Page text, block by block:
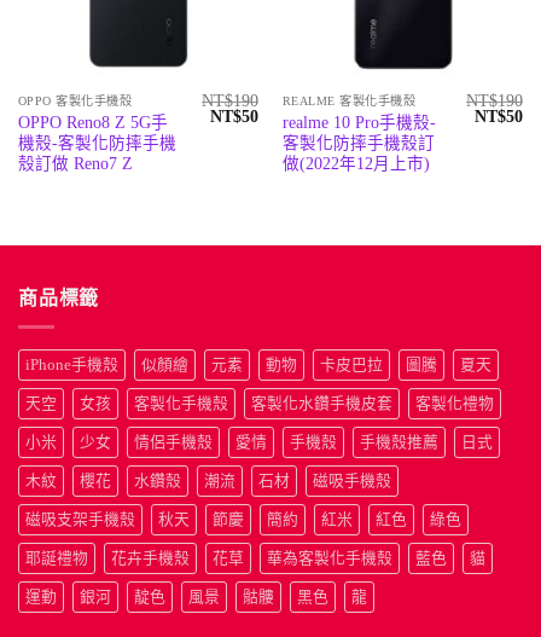
OPPO 客製化手機殼
OPPO Reno8 Z 5G手
機殼-客製化防摔手機
殼訂做 Reno7 Z
NT$190
原
NT$50目
格：
NT$50。
REALME 客製化手機殼
realme 10 Pro手機殼-
客製化防摔手機殼訂
做(2022年12月上市)
NT$190
原
NT$50目
商品標籤
iPhone手機殼 似顏繪 元素 動物 卡皮巴拉 圖騰 夏天
天空 女孩 客製化手機殼 客製化水鑽手機皮套 客製化禮物
小米 少女 情侶手機殼 愛情 手機殼 手機殼推薦 日式
木紋 櫻花 水鑽殼 潮流 石材 磁吸手機殼
磁吸支架手機殼 秋天 節慶 簡約 紅米 紅色 綠色
耶誕禮物 花卉手機殼 花草 華為客製化手機殼 藍色 貓
運動 銀河 靛色 風景 骷髏 黑色 龍